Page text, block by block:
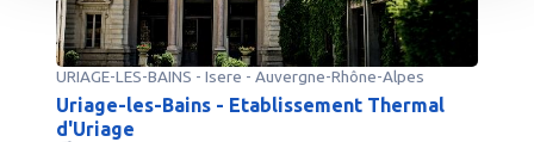
URIAGE-LES-BAINS - Isere - Auvergne-Rhône-Alpes
Uriage-les-Bains - Etablissement Thermal
d'Uriage